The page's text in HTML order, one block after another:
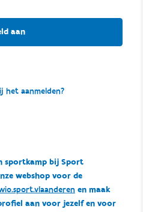
aan
het aanmelden?
sportkamp bij Sport
webshop voor de
en maak
aan voor jezelf en voor